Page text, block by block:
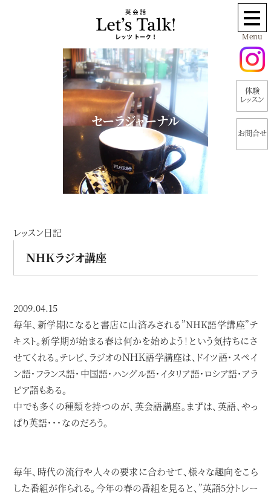
Menu
体験
レッスン
お問合せ
セーラジャーナル
レッスン日記
ＮＨＫラジオ講座
2009.04.15
毎年、新学期になると書店に山済みされる”NHK語学講座”テ
キスト。新学期が始まる春は何かを始めよう！という気持ちにさ
せてくれる。テレビ、ラジオのＮＨＫ語学講座は、ドイツ語・スペイ
ン語・フランス語・中国語・ハングル語・イタリア語・ロシア語・アラ
ビア語もある。
中でも多くの種類を持つのが、英会語講座。まずは、英語、やっ
ぱり英語・・・なのだろう。
毎年、時代の流行や人々の要求に合わせて、様々な趣向をこら
した番組が作られる。今年の春の番組を見ると、”英語5分トレー